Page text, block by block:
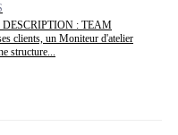
DESCRIPTION : TEAM
clients, un Moniteur d'atelier
structure...